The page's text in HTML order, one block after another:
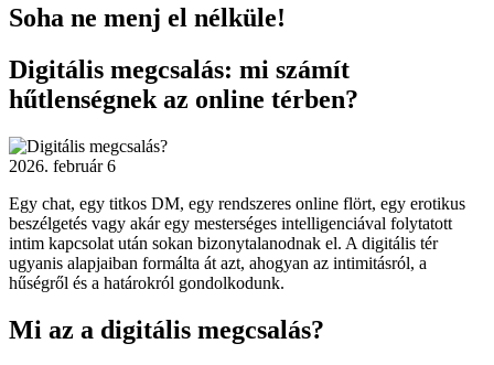
Soha ne menj el nélküle!
Digitális megcsalás: mi számít
hűtlenségnek az online térben?
2026. február 6
Egy chat, egy titkos DM, egy rendszeres online flört, egy erotikus
beszélgetés vagy akár egy mesterséges intelligenciával folytatott
intim kapcsolat után sokan bizonytalanodnak el. A digitális tér
ugyanis alapjaiban formálta át azt, ahogyan az intimitásról, a
hűségről és a határokról gondolkodunk.
Mi az a digitális megcsalás?